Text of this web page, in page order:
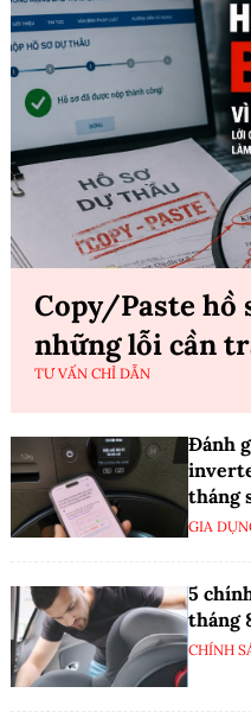
Copy/Paste hồ
những lỗi cần
TƯ VẤN CHỈ DẪN
Đánh
tháng
GIA
5
tháng
CHÍNH